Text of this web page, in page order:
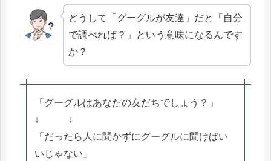
どうして「グーグルが友達」だと「自分
で調べれば？」という意味になるんです
か？
「グーグルはあなたの友だちでしょう？」
↓ ↓
「だったら人に聞かずにグーグルに聞けばい
いじゃない」